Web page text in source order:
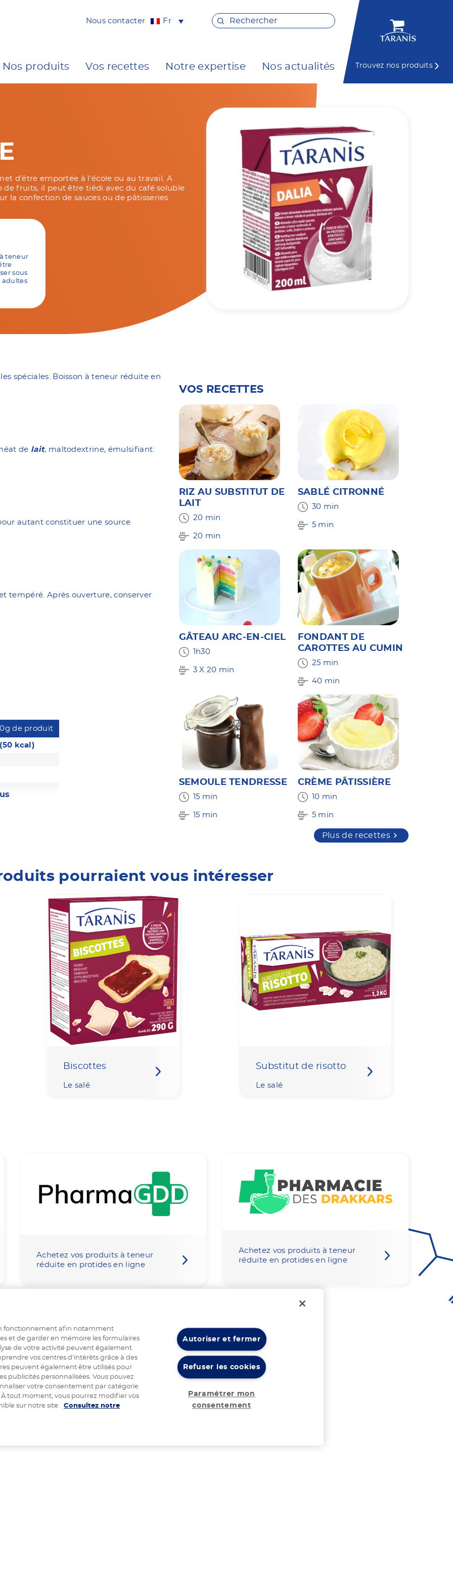
Nous contacter Fr
Nos produits Vos recettes Notre expertise Nos actualités Trouvez nos produits
d'être emportée à l'école ou au travail. A
fruits, il peut être tiédi avec du café soluble
la confection de sauces ou de pâtisseries.
teneur
sous
adultes
spéciales. Boisson à teneur réduite en
de lait, maltodextrine, émulsifiant:
autant constituer une source
tempéré. Après ouverture, conserver
de produit
kcal)
VOS RECETTES
RIZ AU SUBSTITUT DE
LAIT
20 min
20 min
SABLÉ CITRONNÉ
30 min
5 min
GÂTEAU ARC-EN-CIEL
1h30
3 X 20 min
FONDANT DE
CAROTTES AU CUMIN
25 min
40 min
SEMOULE TENDRESSE
15 min
15 min
CRÈME PÂTISSIÈRE
10 min
5 min
Plus de recettes
pourraient vous intéresser
Biscottes
Le salé
Substitut de risotto
Le salé
Achetez vos produits à teneur
réduite en protides en ligne
Achetez vos produits à teneur
réduite en protides en ligne
fonctionnement afin notamment
et de garder en mémoire les formulaires
de votre activité peuvent également
vos centres d'intérêts grâce à des
peuvent également être utilisés pour
publicités personnalisées. Vous pouvez
votre consentement par catégorie
tout moment, vous pourrez modifier vos
sur notre site.
Consultez notre
Autoriser et fermer
Refuser les cookies
Paramétrer mon
consentement